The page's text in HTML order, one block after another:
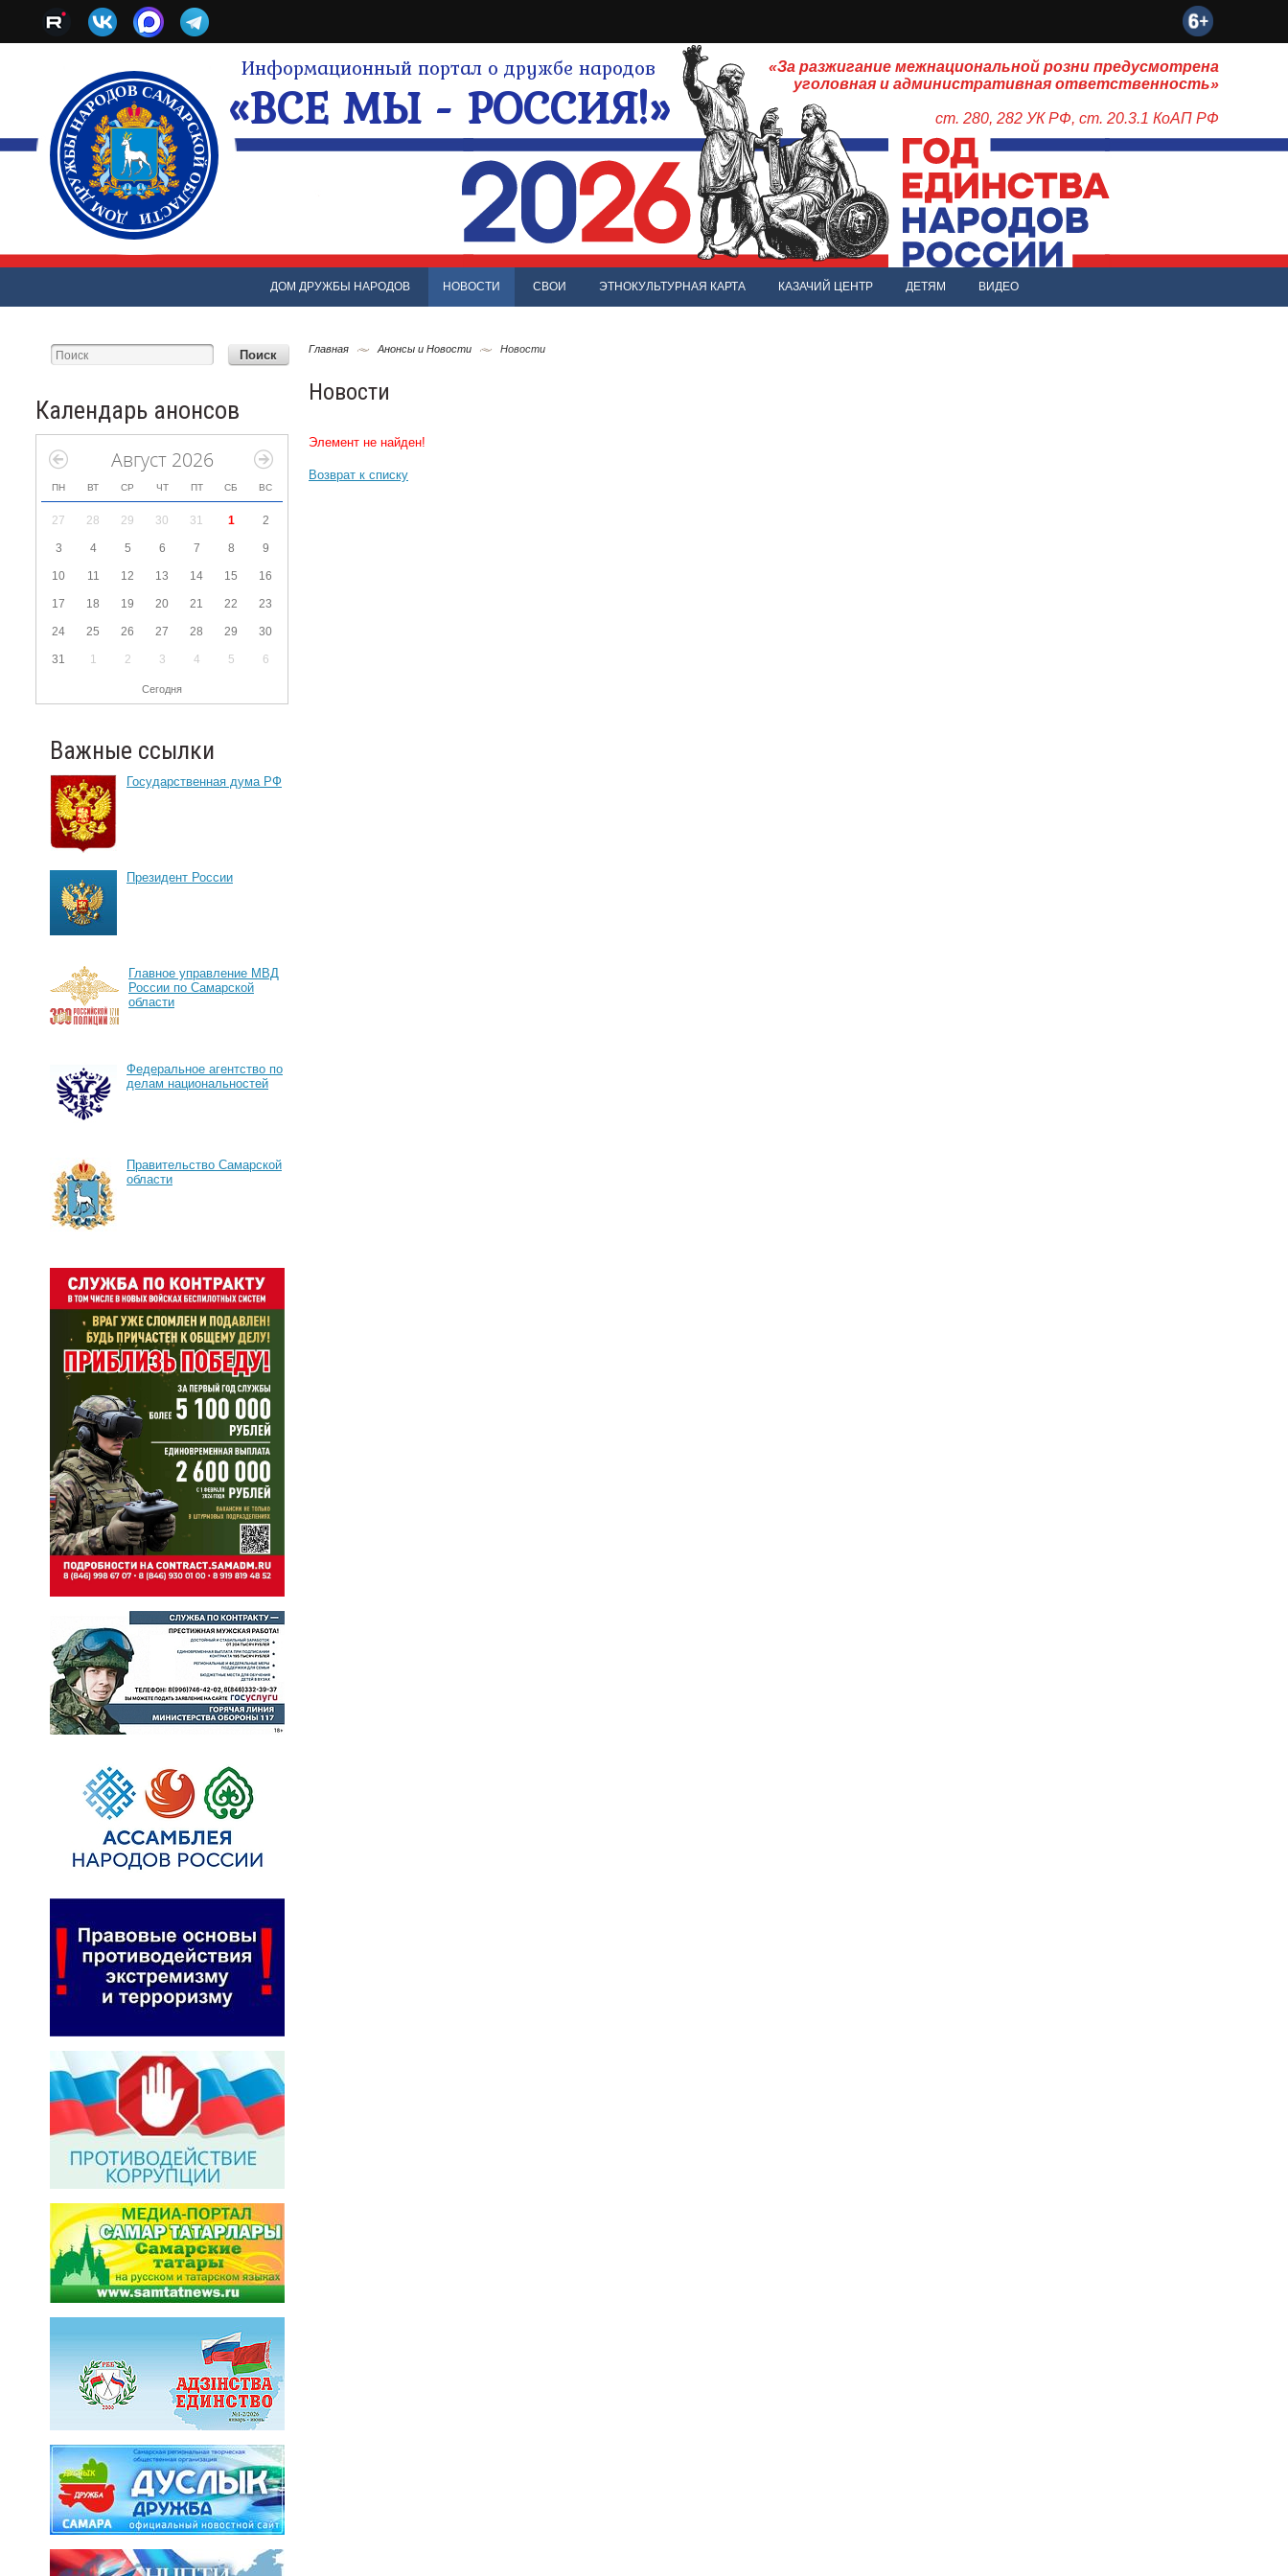
Информационный портал о дружбе народов
«ВСЕ МЫ - РОССИЯ!»
«За разжигание межнациональной розни предусмотрена
уголовная и административная ответственность»
ст. 280, 282 УК РФ, ст. 20.3.1 КоАП РФ
ДОМ ДРУЖБЫ НАРОДОВ НОВОСТИ СВОИ ЭТНОКУЛЬТУРНАЯ КАРТА КАЗАЧИЙ ЦЕНТР ДЕТЯМ ВИДЕО
Календарь анонсов
Август 2026
ПН ВТ СР ЧТ ПТ СБ ВС
27 28 29 30 31 1 2
3 4 5 6 7 8 9
10 11 12 13 14 15 16
17 18 19 20 21 22 23
24 25 26 27 28 29 30
31 1 2 3 4 5 6
Сегодня
Важные ссылки
Государственная дума РФ
Президент России
Главное управление МВД
России по Самарской
области
Федеральное агентство по
делам национальностей
Правительство Самарской
области
Главная Анонсы и Новости Новости
Новости
Элемент не найден!
Возврат к списку